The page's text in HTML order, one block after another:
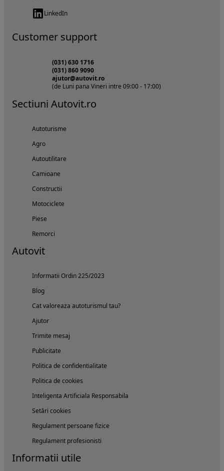
LinkedIn
Customer support
(031) 630 1716
(031) 860 9090
ajutor@autovit.ro
(de Luni pana Vineri intre 09:00 - 17:00)
Sectiuni Autovit.ro
Autoturisme
Agro
Autoutilitare
Camioane
Constructii
Motociclete
Piese
Remorci
Autovit
Informatii Ordin 225/2023
Blog
Cat valoreaza autoturismul tau?
Ajutor
Trimite mesaj
Publicitate
Politica de confidentialitate
Politica de cookies
Inteligenta Artificiala Responsabila
Setări cookies
Regulament persoane fizice
Regulament profesionisti
Informatii utile